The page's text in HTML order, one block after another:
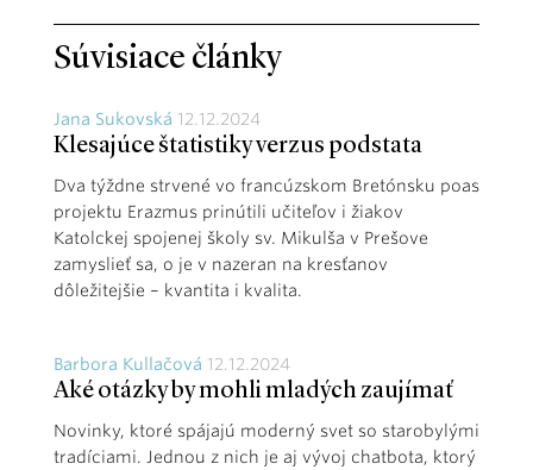
Súvisiace články
Jana Sukovská 12.12.2024
Klesajúce štatistiky verzus podstata
Dva týždne strvené vo francúzskom Bretónsku poas
projektu Erazmus prinútili učiteľov i žiakov
Katolckej spojenej školy sv. Mikulša v Prešove
zamyslieť sa, o je v nazeran na kresťanov
dôležitejšie – kvantita i kvalita.
Barbora Kullačová 12.12.2024
Aké otázky by mohli mladých zaujímať
Novinky, ktoré spájajú moderný svet so starobylými
tradíciami. Jednou z nich je aj vývoj chatbota, ktorý